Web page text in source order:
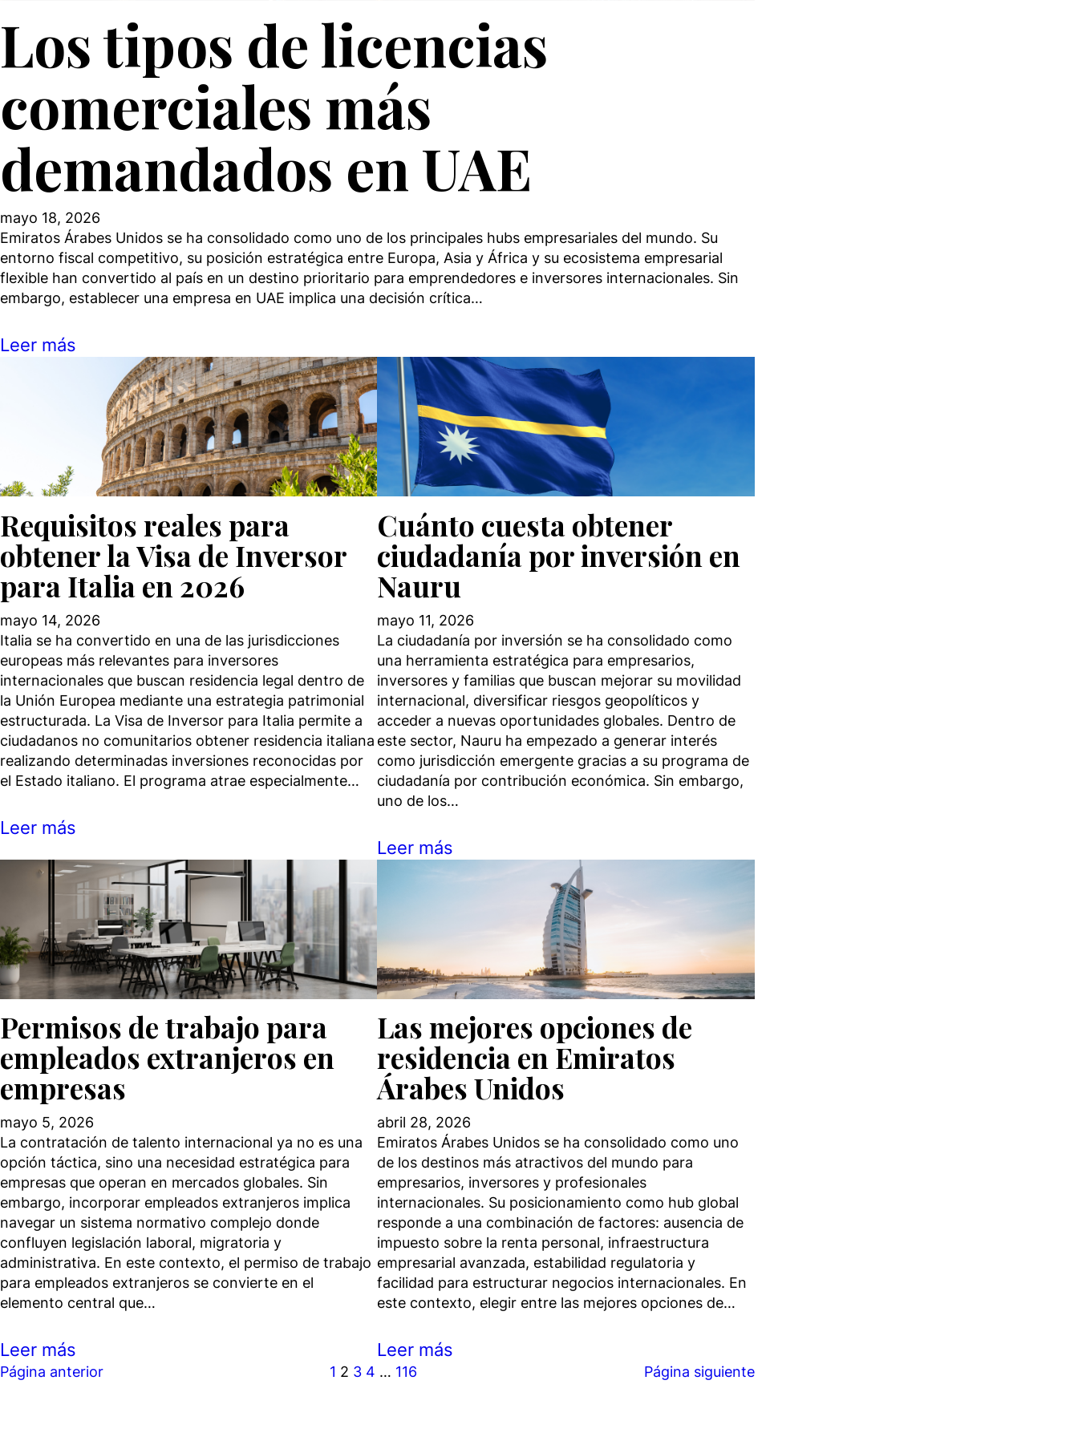
Los tipos de licencias
comerciales más
demandados en UAE
mayo 18, 2026
Emiratos Árabes Unidos se ha consolidado como uno de los principales hubs empresariales del mundo. Su
entorno fiscal competitivo, su posición estratégica entre Europa, Asia y África y su ecosistema empresarial
flexible han convertido al país en un destino prioritario para emprendedores e inversores internacionales. Sin
embargo, establecer una empresa en UAE implica una decisión crítica…
Leer más
Requisitos reales para
obtener la Visa de Inversor
para Italia en 2026
mayo 14, 2026
Italia se ha convertido en una de las jurisdicciones
europeas más relevantes para inversores
internacionales que buscan residencia legal dentro de
la Unión Europea mediante una estrategia patrimonial
estructurada. La Visa de Inversor para Italia permite a
ciudadanos no comunitarios obtener residencia italiana
realizando determinadas inversiones reconocidas por
el Estado italiano. El programa atrae especialmente…
Leer más
Cuánto cuesta obtener
ciudadanía por inversión en
Nauru
mayo 11, 2026
La ciudadanía por inversión se ha consolidado como
una herramienta estratégica para empresarios,
inversores y familias que buscan mejorar su movilidad
internacional, diversificar riesgos geopolíticos y
acceder a nuevas oportunidades globales. Dentro de
este sector, Nauru ha empezado a generar interés
como jurisdicción emergente gracias a su programa de
ciudadanía por contribución económica. Sin embargo,
uno de los…
Leer más
Permisos de trabajo para
empleados extranjeros en
empresas
mayo 5, 2026
La contratación de talento internacional ya no es una
opción táctica, sino una necesidad estratégica para
empresas que operan en mercados globales. Sin
embargo, incorporar empleados extranjeros implica
navegar un sistema normativo complejo donde
confluyen legislación laboral, migratoria y
administrativa. En este contexto, el permiso de trabajo
para empleados extranjeros se convierte en el
elemento central que…
Leer más
Las mejores opciones de
residencia en Emiratos
Árabes Unidos
abril 28, 2026
Emiratos Árabes Unidos se ha consolidado como uno
de los destinos más atractivos del mundo para
empresarios, inversores y profesionales
internacionales. Su posicionamiento como hub global
responde a una combinación de factores: ausencia de
impuesto sobre la renta personal, infraestructura
empresarial avanzada, estabilidad regulatoria y
facilidad para estructurar negocios internacionales. En
este contexto, elegir entre las mejores opciones de…
Leer más
Página anterior 1 2 3 4 … 116 Página siguiente